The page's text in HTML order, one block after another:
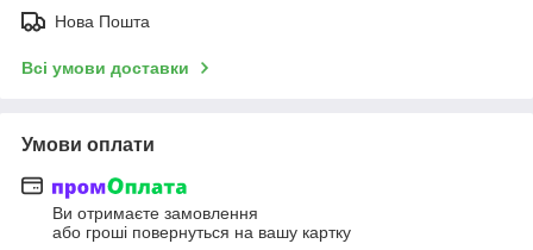
Нова Пошта
Всі умови доставки
Умови оплати
Ви отримаєте замовлення
або гроші повернуться на вашу картку